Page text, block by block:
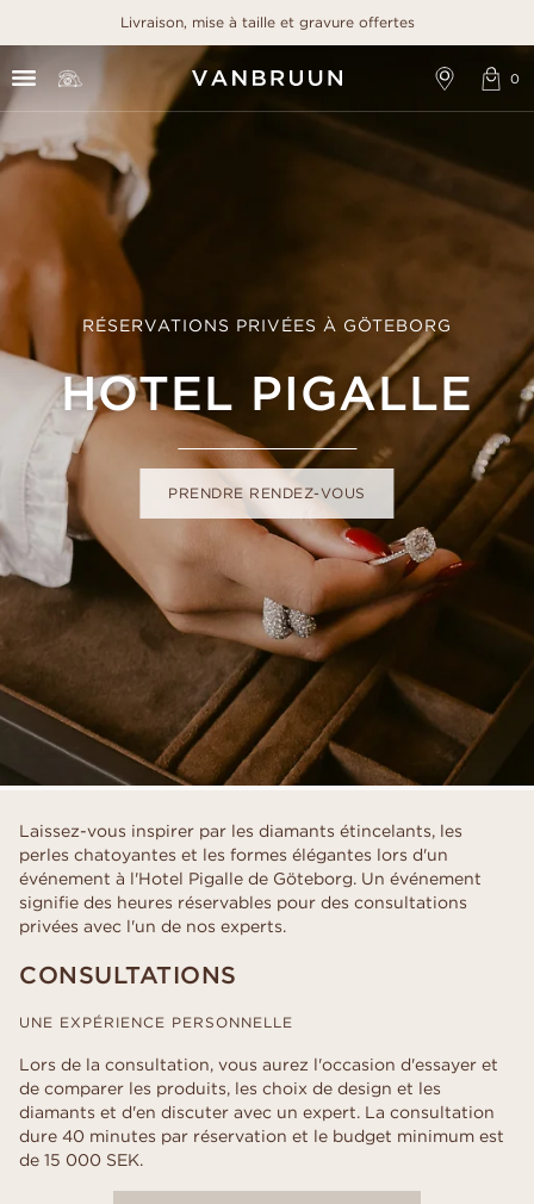
Livraison, mise à taille et gravure offertes
RÉSERVATIONS PRIVÉES À GÖTEBORG
HOTEL PIGALLE
PRENDRE RENDEZ-VOUS
Laissez-vous inspirer par les diamants étincelants, les
perles chatoyantes et les formes élégantes lors d'un
événement à l'Hotel Pigalle de Göteborg. Un événement
signifie des heures réservables pour des consultations
privées avec l'un de nos experts.
CONSULTATIONS
UNE EXPÉRIENCE PERSONNELLE
Lors de la consultation, vous aurez l'occasion d'essayer et
de comparer les produits, les choix de design et les
diamants et d'en discuter avec un expert. La consultation
dure 40 minutes par réservation et le budget minimum est
de 15 000 SEK.